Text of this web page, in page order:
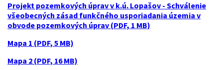
Projekt pozemkových úprav v k.ú. Lopašov - Schválenie
všeobecných zásad funkčného usporiadania územia v
obvode pozemkových úprav (PDF, 1 MB)
Mapa 1 (PDF, 5 MB)
Mapa 2 (PDF, 16 MB)